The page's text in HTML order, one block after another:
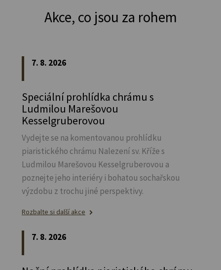
Akce, co jsou za rohem
7. 8. 2026
Speciální prohlídka chrámu s
Ludmilou Marešovou
Kesselgruberovou
Vydejte se na komentovanou prohlídku
piaristického chrámu Nalezení sv. Kříže s
Ludmilou Marešovou Kesselgruberovou a
poznejte jeho interiéry i bohatou sochařskou
výzdobu z trochu jiné perspektivy.
Rozbalte si další akce
7. 8. 2026